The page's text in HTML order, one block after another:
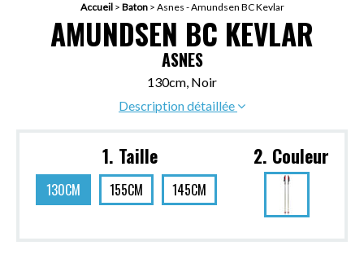
Accueil> Baton> Asnes - Amundsen BC Kevlar
AMUNDSEN BC KEVLAR
ASNES
130cm, Noir
Description détaillée
1. Taille
130CM 155CM 145CM
2. Couleur